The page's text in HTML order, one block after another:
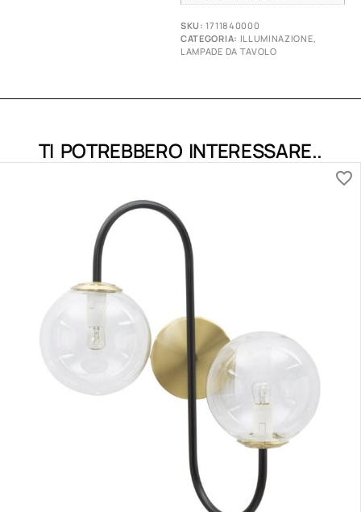
SKU:1711840000
CATEGORIA: ILLUMINAZIONE,
LAMPADE DA TAVOLO
TI POTREBBERO INTERESSARE..